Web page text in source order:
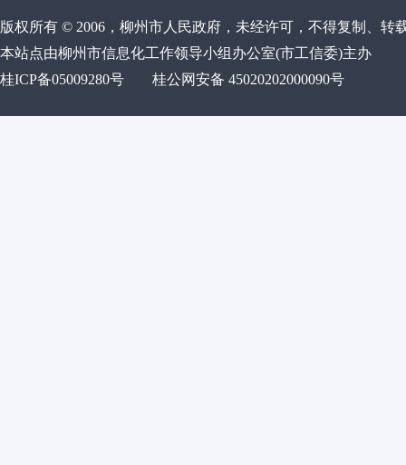
版权所有 © 2006，柳州市人民政府，未经许可，不得复制、转
本站点由柳州市信息化工作领导小组办公室(市工信委)主办
桂ICP备05009280号
桂公网安备 45020202000090号